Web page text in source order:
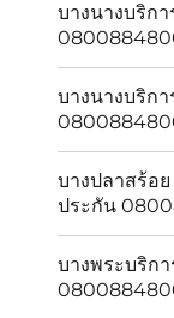
บางนางบริก
บางนางบริก
บางปลาสร้อ
ประกัน
บางพระบริก